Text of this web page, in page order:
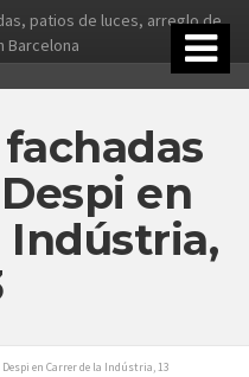
patios de luces, arreglo de
Barcelona
en
Indústria,
en Carrer de la Indústria, 13